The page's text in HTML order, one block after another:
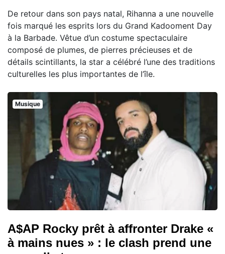
De retour dans son pays natal, Rihanna a une nouvelle
fois marqué les esprits lors du Grand Kadooment Day
à la Barbade. Vêtue d’un costume spectaculaire
composé de plumes, de pierres précieuses et de
détails scintillants, la star a célébré l’une des traditions
culturelles les plus importantes de l’île.
Musique
A$AP Rocky prêt à affronter Drake «
à mains nues » : le clash prend une